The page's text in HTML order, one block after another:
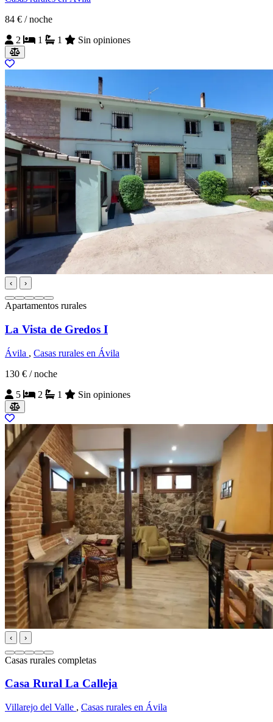
84 € / noche
2
1 1 Sin opiniones
‹ ›
Apartamentos rurales
La Vista de Gredos I
Ávila , Casas rurales en Ávila
130 € / noche
5
2 1 Sin opiniones
‹ ›
Casas rurales completas
Casa Rural La Calleja
Villarejo del Valle , Casas rurales en Ávila